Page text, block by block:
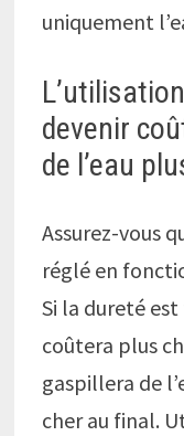
uniquement
devenir
de l’eau
Assurez-vous
réglé en
Si la dureté
coûtera plus
gaspillera de
cher au final.